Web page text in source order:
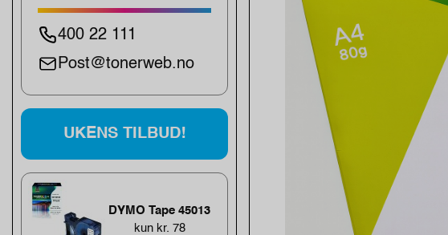
400 22 111
Post@tonerweb.no
UKENS TILBUD!
DYMO Tape 45013
kun kr. 78